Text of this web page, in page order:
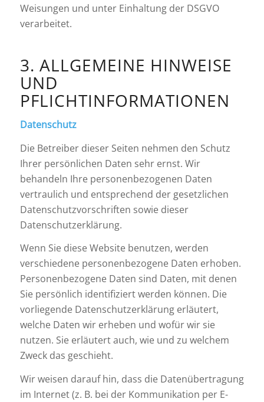
Weisungen und unter Einhaltung der DSGVO
verarbeitet.
3. ALLGEMEINE HINWEISE
UND
PFLICHTINFORMATIONEN
Datenschutz
Die Betreiber dieser Seiten nehmen den Schutz
Ihrer persönlichen Daten sehr ernst. Wir
behandeln Ihre personenbezogenen Daten
vertraulich und entsprechend der gesetzlichen
Datenschutzvorschriften sowie dieser
Datenschutzerklärung.
Wenn Sie diese Website benutzen, werden
verschiedene personenbezogene Daten erhoben.
Personenbezogene Daten sind Daten, mit denen
Sie persönlich identifiziert werden können. Die
vorliegende Datenschutzerklärung erläutert,
welche Daten wir erheben und wofür wir sie
nutzen. Sie erläutert auch, wie und zu welchem
Zweck das geschieht.
Wir weisen darauf hin, dass die Datenübertragung
im Internet (z. B. bei der Kommunikation per E-